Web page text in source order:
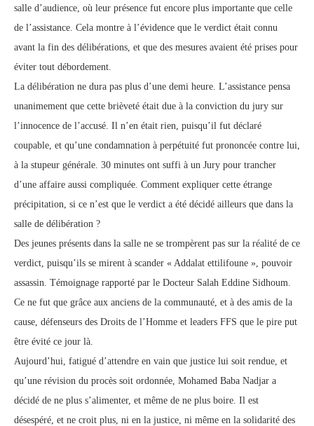
salle d’audience, où leur présence fut encore plus importante que celle
de l’assistance. Cela montre à l’évidence que le verdict était connu
avant la fin des délibérations, et que des mesures avaient été prises pour
éviter tout débordement.
La délibération ne dura pas plus d’une demi heure. L’assistance pensa
unanimement que cette brièveté était due à la conviction du jury sur
l’innocence de l’accusé. Il n’en était rien, puisqu’il fut déclaré
coupable, et qu’une condamnation à perpétuité fut prononcée contre lui,
à la stupeur générale. 30 minutes ont suffi à un Jury pour trancher
d’une affaire aussi compliquée. Comment expliquer cette étrange
précipitation, si ce n’est que le verdict a été décidé ailleurs que dans la
salle de délibération ?
Des jeunes présents dans la salle ne se trompèrent pas sur la réalité de ce
verdict, puisqu’ils se mirent à scander « Addalat ettilifoune », pouvoir
assassin. Témoignage rapporté par le Docteur Salah Eddine Sidhoum.
Ce ne fut que grâce aux anciens de la communauté, et à des amis de la
cause, défenseurs des Droits de l’Homme et leaders FFS que le pire put
être évité ce jour là.
Aujourd’hui, fatigué d’attendre en vain que justice lui soit rendue, et
qu’une révision du procès soit ordonnée, Mohamed Baba Nadjar a
décidé de ne plus s’alimenter, et même de ne plus boire. Il est
désespéré, et ne croit plus, ni en la justice, ni même en la solidarité des